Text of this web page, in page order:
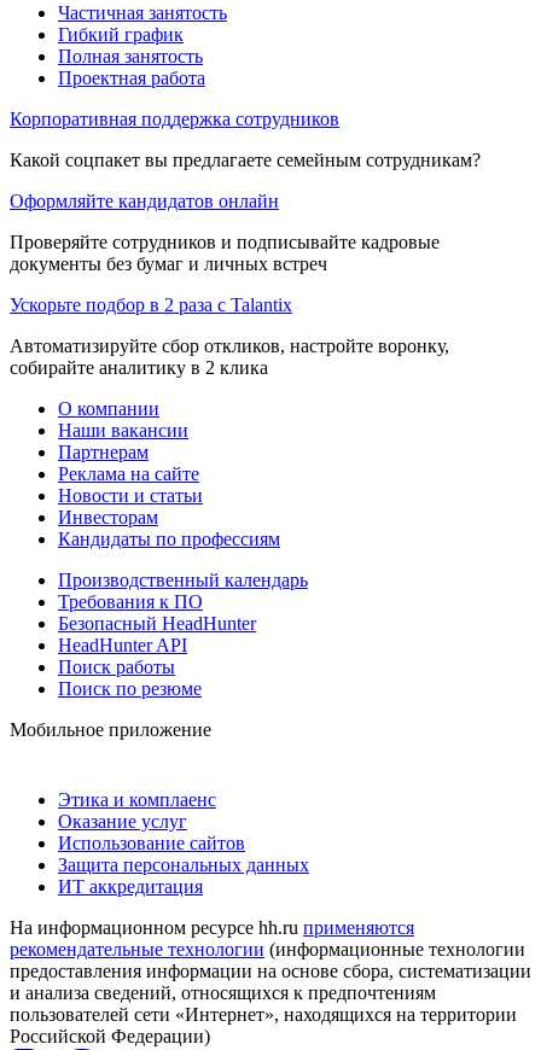
Частичная занятость
Гибкий график
Полная занятость
Проектная работа
Корпоративная поддержка сотрудников
Какой соцпакет вы предлагаете семейным сотрудникам?
Оформляйте кандидатов онлайн
Проверяйте сотрудников и подписывайте кадровые
документы без бумаг и личных встреч
Ускорьте подбор в 2 раза с Talantix
Автоматизируйте сбор откликов, настройте воронку,
собирайте аналитику в 2 клика
О компании
Наши вакансии
Партнерам
Реклама на сайте
Новости и статьи
Инвесторам
Кандидаты по профессиям
Производственный календарь
Требования к ПО
Безопасный HeadHunter
HeadHunter API
Поиск работы
Поиск по резюме
Мобильное приложение
Этика и комплаенс
Оказание услуг
Использование сайтов
Защита персональных данных
ИТ аккредитация
На информационном ресурсе hh.ru применяются
рекомендательные технологии (информационные технологии
предоставления информации на основе сбора, систематизации
и анализа сведений, относящихся к предпочтениям
пользователей сети «Интернет», находящихся на территории
Российской Федерации)